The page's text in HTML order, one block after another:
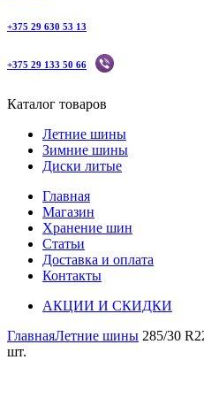
+375 29 630 53 13
+375 29 133 50 66
Каталог товаров
Летние шины
Зимние шины
Диски литые
Главная
Магазин
Хранение шин
Статьи
Доставка и оплата
Контакты
АКЦИИ И СКИДКИ
ГлавнаяЛетние шины 285/30
шт.